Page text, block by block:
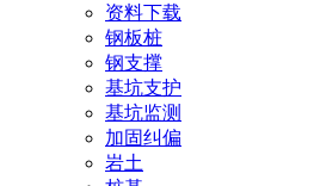
资料下载
钢板桩
钢支撑
基坑支护
基坑监测
加固纠偏
岩土